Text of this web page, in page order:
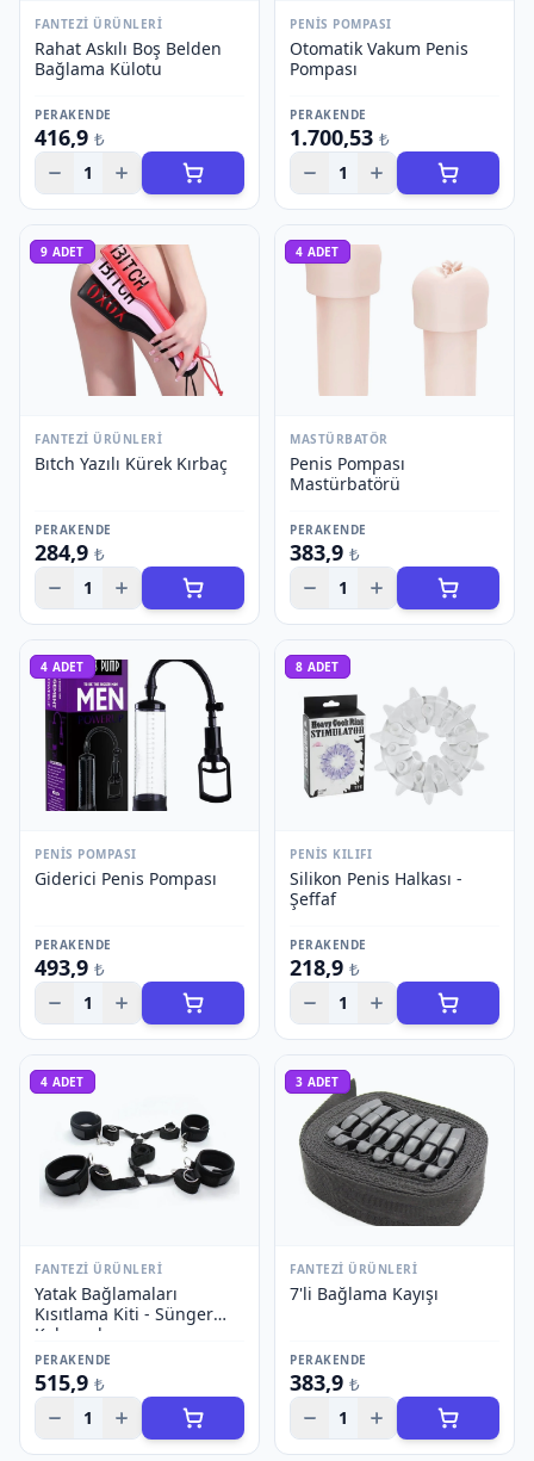
FANTEZI ÜRÜNLERI
Rahat Askılı Boş Belden
Bağlama Külotu
PERAKENDE
416,9 ₺
1
PENIS POMPASI
Otomatik Vakum Penis
Pompası
PERAKENDE
1.700,53 ₺
1
9 ADET
FANTEZI ÜRÜNLERI
Bıtch Yazılı Kürek Kırbaç
PERAKENDE
284,9 ₺
1
4 ADET
MASTÜRBATÖR
Penis Pompası
Mastürbatörü
PERAKENDE
383,9 ₺
1
4 ADET
PENIS POMPASI
Giderici Penis Pompası
PERAKENDE
493,9 ₺
1
8 ADET
PENIS KILIFI
Silikon Penis Halkası -
Şeffaf
PERAKENDE
218,9 ₺
1
4 ADET
FANTEZI ÜRÜNLERI
Yatak Bağlamaları
Kısıtlama Kiti - Sünger
Kelepçeler
PERAKENDE
515,9 ₺
1
3 ADET
FANTEZI ÜRÜNLERI
7'li Bağlama Kayışı
PERAKENDE
383,9 ₺
1